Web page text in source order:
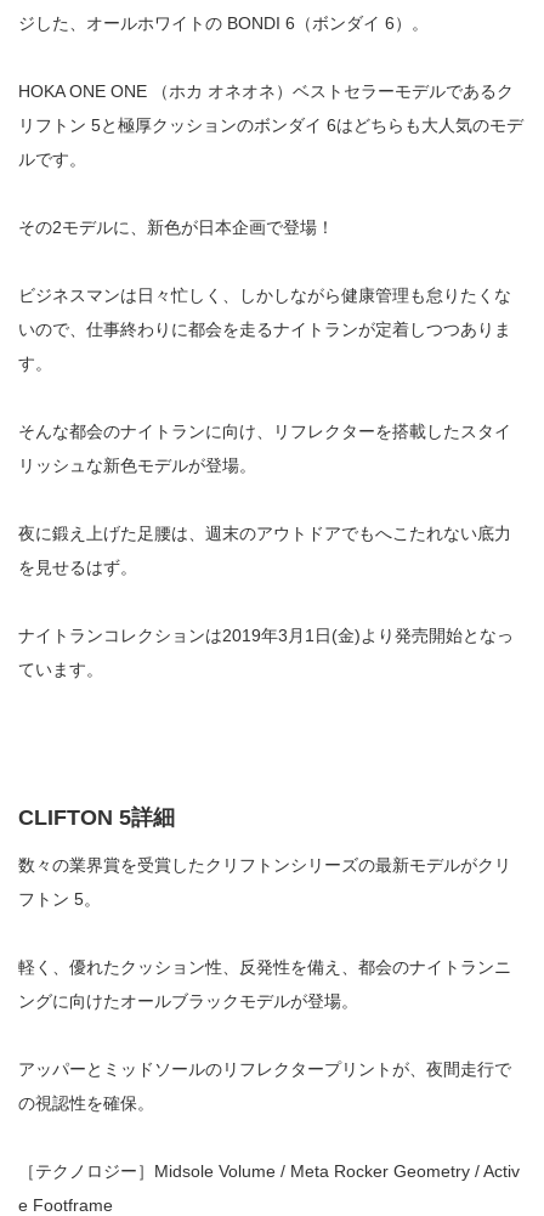
ジした、オールホワイトの BONDI 6 （ボンダイ 6）。
HOKA ONE ONE （ホカ オネオネ） ベストセラーモデルであるク
リフトン 5と極厚クッションのボンダイ 6はどちらも大人気のモデ
ルです。
その2モデルに、新色が日本企画で登場！
ビジネスマンは日々忙しく、しかしながら健康管理も怠りたくな
いので、仕事終わりに都会を走るナイトランが定着しつつありま
す。
そんな都会のナイトランに向け、リフレクターを搭載したスタイ
リッシュな新色モデルが登場。
夜に鍛え上げた足腰は、週末のアウトドアでもへこたれない底力
を見せるはず。
ナイトランコレクションは2019年3 月 1 日(金)より発売開始となっ
ています。
CLIFTON 5詳細
数々の業界賞を受賞したクリフトンシリーズの最新モデルがクリ
フトン 5。
軽く、優れたクッション性、反発性を備え、都会のナイトランニ
ングに向けたオールブラックモデルが登場。
アッパーとミッドソールのリフレクタープリントが、夜間走行で
の視認性を確保。
［テクノロジー］ Midsole Volume / Meta Rocker Geometry / Activ
e Footframe